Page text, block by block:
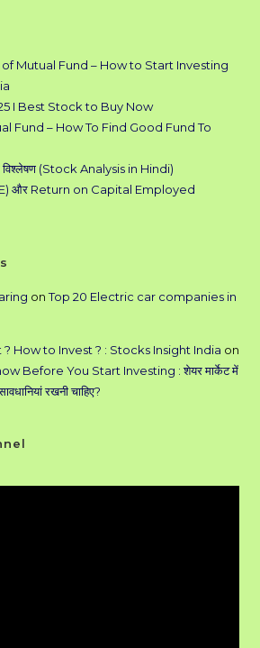
Mutual Fund – How to Start Investing
I Best Stock to Buy Now
Fund – How To Find Good Fund To
(Stock Analysis in Hindi)
और Return on Capital Employed
onTop 20 Electric car companies in
How to Invest ? : Stocks Insight India on
Before You Start Investing : शेयर मार्केट में
रखनी चाहिए?